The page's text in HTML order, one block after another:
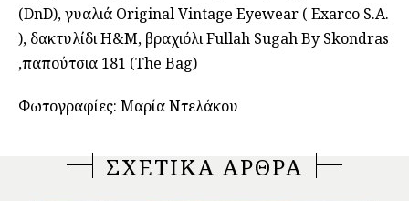
(DnD), γυαλιά Original Vintage Eyewear ( Exarco S.A.
), δακτυλίδι H&M, βραχιόλι Fullah Sugah By Skondras
,παπούτσια 181 (The Bag)
Φωτογραφίες: Μαρία Ντελάκου
ΣΧΕΤΙΚΑ ΑΡΘΡΑ